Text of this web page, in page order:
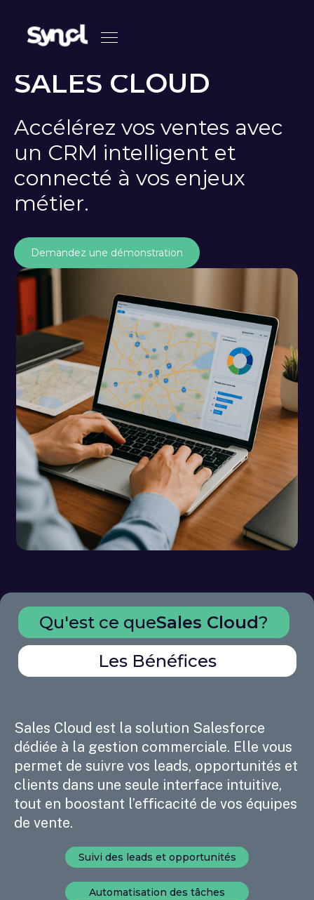
SALES CLOUD
Accélérez vos ventes avec
un CRM intelligent et
connecté à vos enjeux
métier.
Demandez une démonstration
Qu'est ce queSales Cloud?
Les Bénéfices
Sales Cloud est la solution Salesforce
dédiée à la gestion commerciale. Elle vous
permet de suivre vos leads, opportunités et
clients dans une seule interface intuitive,
tout en boostant l’efficacité de vos équipes
de vente.
Suivi des leads et opportunités
Automatisation des tâches